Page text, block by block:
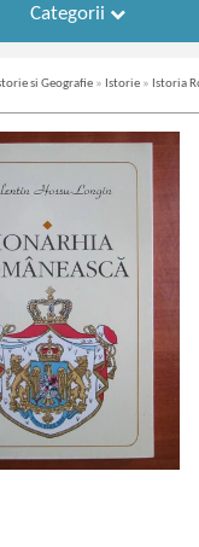
Categorii
si Geografie » Istorie » Istoria